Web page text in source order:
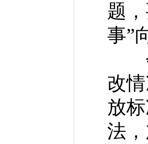
题
事”
会
改
放
法